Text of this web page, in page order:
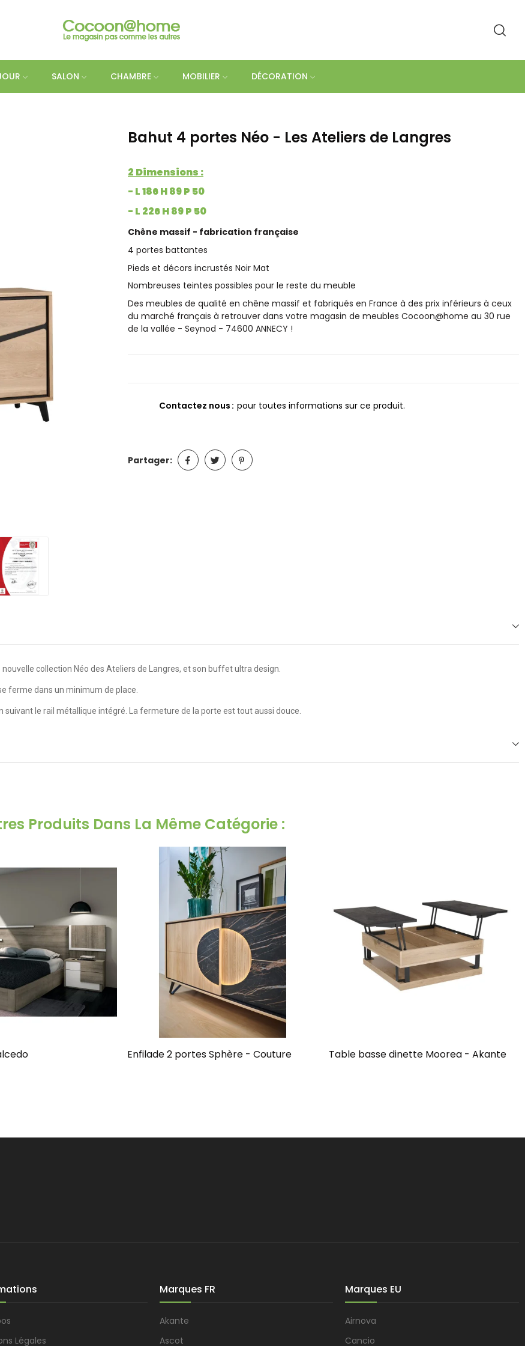
SALON CHAMBRE MOBILIER DÉCORATION
Bahut 4 portes Néo - Les Ateliers de Langres
2 Dimensions :
- L 186 H 89 P 50
- L 226 H 89 P 50
Chêne massif - fabrication française
4 portes battantes
Pieds et décors incrustés Noir Mat
Nombreuses teintes possibles pour le reste du meuble
Des meubles de qualité en chêne massif et fabriqués en France à des prix inférieurs à ceux
du marché français à retrouver dans votre magasin de meubles Cocoon@home au 30 rue
de la vallée - Seynod - 74600 ANNECY !
Contactez nous pour toutes informations sur ce produit.
Partager:
collection Néo des Ateliers de Langres, et son buffet ultra design.
ferme dans un minimum de place.
suivant le rail métallique intégré. La fermeture de la porte est tout aussi douce.
Produits Dans La Même Catégorie :
Enfilade 2 portes Sphère - Couture Table basse dinette Moorea - Akante
Légales
Marques FR
Akante
Ascot
Marques EU
Airnova
Cancio